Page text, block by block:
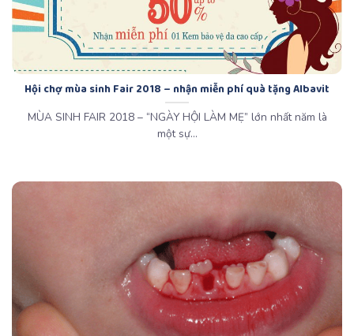
Hội chợ mùa sinh Fair 2018 – nhận miễn phí quà tặng Albavit
MÙA SINH FAIR 2018 – “NGÀY HỘI LÀM MẸ” lớn nhất năm là
một sự...